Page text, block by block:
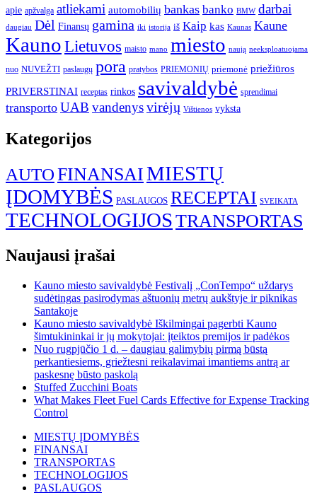
apie apžvalga atliekami automobilių bankas banko BMW darbai
daugiau Dėl Finansų gamina iki istorija iš Kaip kas Kaunas Kaune
KaunoLietuvos maisto mano miesto naują neeksploatuojama
nuo NUVEŽTI paslaugų pora pratybos PRIEMONIŲ priemonė priežiūros
PRIVERSTINAI receptas rinkos savivaldybė sprendimai
transporto UAB vandenysvirėjų Vištienos vyksta
Kategorijos
AUTOFINANSAIMIESTŲ
ĮDOMYBĖS PASLAUGOS RECEPTAI SVEIKATA
TECHNOLOGIJOSTRANSPORTAS
Naujausi įrašai
Kauno miesto savivaldybė Festivalį „ConTempo“ uždarys
sudėtingas pasirodymas aštuonių metrų aukštyje ir piknikas
Santakoje
Kauno miesto savivaldybė Iškilmingai pagerbti Kauno
šimtukininkai ir jų mokytojai: įteiktos premijos ir padėkos
Nuo rugpjūčio 1 d. – daugiau galimybių pirmą būstą
perkantiesiems, griežtesni reikalavimai imantiems antrą ar
paskesnę būsto paskolą
Stuffed Zucchini Boats
What Makes Fleet Fuel Cards Effective for Expense Tracking
Control
MIESTŲ ĮDOMYBĖS
FINANSAI
TRANSPORTAS
TECHNOLOGIJOS
PASLAUGOS